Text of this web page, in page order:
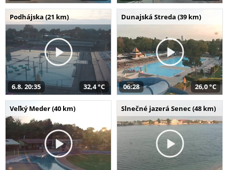
Podhájska (21 km)
6.8. 20:35 32,4 °C
Dunajská Streda (39 km)
06:28 26,0 °C
Veľký Meder (40 km) Slnečné jazerá Senec (48 km)